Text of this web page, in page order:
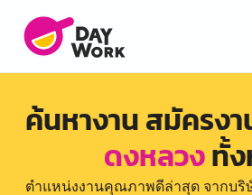
ค้นหางาน สมัครง
ดงหลวงทั้
ตำแหน่งงานคุณภาพดีล่าสุด จากบ